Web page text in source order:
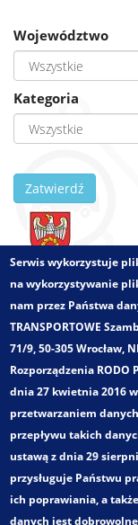
Województwo
Kategoria
Zatwierdź
Zlecający:
Województwo:
Wielkości -
Plan
zbiorowego dla
Plany
Zakres
Plany rozwoju
Transportowe)
Analizy sytuacji
Serwis wykorzystuje
na wykorzystywanie
nam przez Państwa
TRANSPORTOWE
71/9, 50-305 Wrocław,
Rozporządzenia RODO
dnia 27 kwietnia 2016
przetwarzaniem
przepływu takich
ustawą z dnia 29
przysługuje Państwu
ich poprawiania, a
danych jest